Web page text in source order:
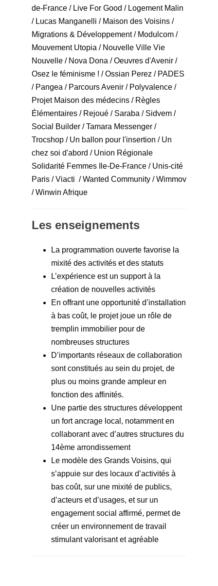
de-France / Live For Good / Logement Malin
/ Lucas Manganelli / Maison des Voisins /
Migrations & Développement / Modulcom /
Mouvement Utopia / Nouvelle Ville Vie
Nouvelle / Nova Dona / Oeuvres d'Avenir /
Osez le féminisme ! / Ossian Perez / PADES
/ Pangea / Parcours Avenir / Polyvalence /
Projet Maison des médecins / Règles
Élémentaires / Rejoué / Saraba / Sidvem /
Social Builder / Tamara Messenger /
Trocshop / Un ballon pour l'insertion / Un
chez soi d'abord / Union Régionale
Solidarité Femmes Ile-De-France / Unis-cité
Paris / Viacti / Wanted Community / Wimmov
/ Winwin Afrique
Les enseignements
La programmation ouverte favorise la
mixité des activités et des statuts
L’expérience est un support à la
création de nouvelles activités
En offrant une opportunité d’installation
à bas coût, le projet joue un rôle de
tremplin immobilier pour de
nombreuses structures
D’importants réseaux de collaboration
sont constitués au sein du projet, de
plus ou moins grande ampleur en
fonction des affinités.
Une partie des structures développent
un fort ancrage local, notamment en
collaborant avec d’autres structures du
14ème arrondissement
Le modèle des Grands Voisins, qui
s’appuie sur des locaux d’activités à
bas coût, sur une mixité de publics,
d’acteurs et d’usages, et sur un
engagement social affirmé, permet de
créer un environnement de travail
stimulant valorisant et agréable